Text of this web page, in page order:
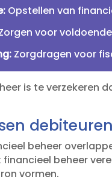
Opstellen van
voor
Zorgdragen voor
is te verzekeren
beheer
financieel beheer
vormen.​